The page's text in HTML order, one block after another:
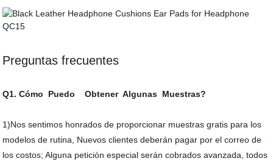
Preguntas frecuentes
Q1. Cómo Puedo Obtener Algunas Muestras?
1)Nos sentimos honrados de proporcionar muestras gratis para los
modelos de rutina, Nuevos clientes deberán pagar por el correo de
los costos; Alguna petición especial serán cobrados avanzada, todos